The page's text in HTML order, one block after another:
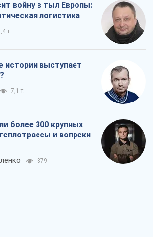
войну в тыл Европы:
логистика
т.
истории выступает
7,1 т.
более 300 крупных
и вопреки
879